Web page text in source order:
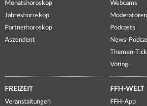
Monatshoroskop
Jahreshoroskop
Partnerhoroskop
Aszendent
Webcams
Moderatoren
Podcasts
News-
Themen-
Voting
FREIZEIT
Veranstaltungen
FFH-WELT
FFH-App